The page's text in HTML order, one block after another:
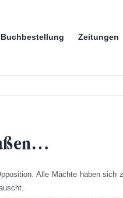
Buchbestellung Zeitungen
Alle Mächte haben